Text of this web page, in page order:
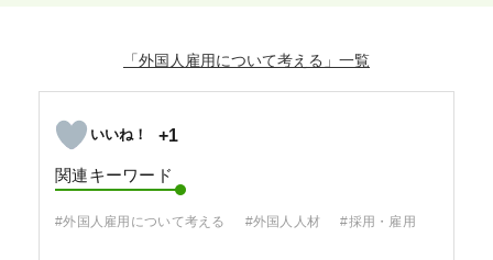
「外国人雇用について考える」
+1
関連キーワード
#外国人雇用について考える #外国人人材 #採用・雇用